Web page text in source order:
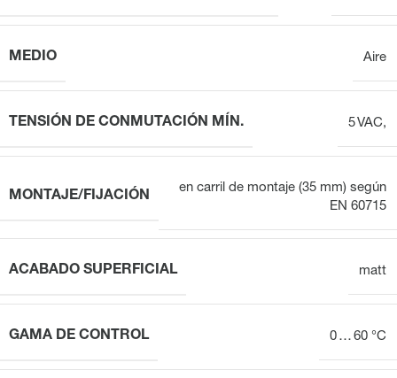
MEDIO Aire
TENSIÓN DE CONMUTACIÓN MÍN. 5 VAC,
MONTAJE/FIJACIÓN
en carril de montaje (35 mm) según
EN 60715
ACABADO SUPERFICIAL matt
GAMA DE CONTROL 0 … 60 °C